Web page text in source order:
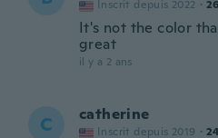
Inscrit depuis 2022 ·
It's not the color
great
il y a 2 ans
C catherine
Inscrit depuis 2019 ·